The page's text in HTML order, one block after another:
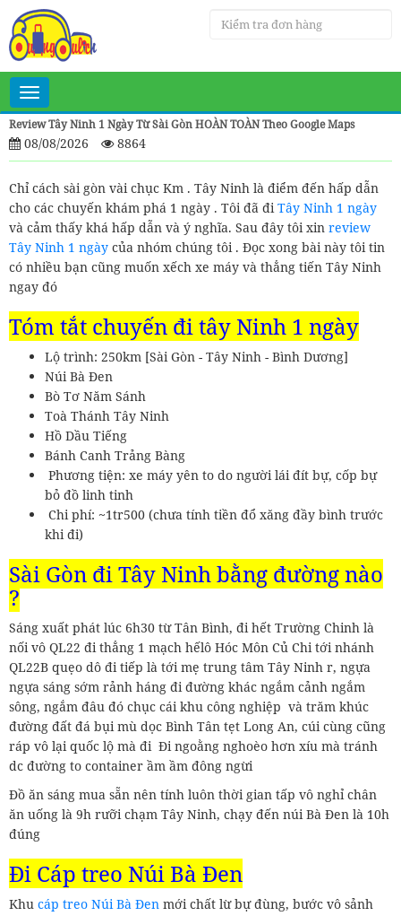
Toggle
navigation
Review Tây Ninh 1 Ngày Từ Sài Gòn HOÀN TOÀN Theo Google Maps
08/08/2026 8864
Chỉ cách sài gòn vài chục Km . Tây Ninh là điểm đến hấp dẫn
cho các chuyến khám phá 1 ngày . Tôi đã điTây Ninh 1 ngày
và cảm thấy khá hấp dẫn và ý nghĩa. Sau đây tôi xin review
Tây Ninh 1 ngày của nhóm chúng tôi . Đọc xong bài này tôi tin
có nhiều bạn cũng muốn xếch xe máy và thẳng tiến Tây Ninh
ngay đó
Tóm tắt chuyến đi tây Ninh 1 ngày
Lộ trình: 250km [Sài Gòn - Tây Ninh - Bình Dương]
Núi Bà Đen
Bò Tơ Năm Sánh
Toà Thánh Tây Ninh
Hồ Dầu Tiếng
Bánh Canh Trảng Bàng
Phương tiện: xe máy yên to do người lái đít bự, cốp bự
bỏ đồ linh tinh
Chi phí: ~1tr500 (chưa tính tiền đổ xăng đầy bình trước
khi đi)
Sài Gòn đi Tây Ninh bằng đường nào
?
Sáng xuất phát lúc 6h30 từ Tân Bình, đi hết Trường Chinh là
nối vô QL22 đi thẳng 1 mạch hếlô Hóc Môn Củ Chi tới nhánh
QL22B quẹo dô đi tiếp là tới mẹ trung tâm Tây Ninh r, ngựa
ngựa sáng sớm rảnh háng đi đường khác ngắm cảnh ngắm
sông, ngắm đâu đó chục cái khu công nghiệp và trăm khúc
đường đất đá bụi mù dọc Bình Tân tẹt Long An, cúi cùng cũng
ráp vô lại quốc lộ mà đi Đi ngoằng nghoèo hơn xíu mà tránh
dc đường to container ầm ầm đông ngừi
Đồ ăn sáng mua sẵn nên tính luôn thời gian tấp vô nghỉ chân
ăn uống là 9h rưỡi chạm Tây Ninh, chạy đến núi Bà Đen là 10h
đúng
Đi Cáp treo Núi Bà Đen
Khu cáp treo Núi Bà Đen mới chất lừ bự đùng, bước vô sảnh